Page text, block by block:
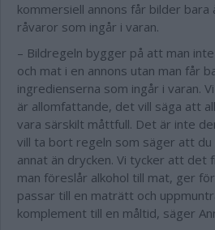
kommersiell annons får bilder
råvaror som ingår i varan.
– Bildregeln bygger på att man
och mat i en annons utan man får
ingredienserna som ingår i varan.
är allomfattande, det vill säga att
vara särskilt måttfull. Det är inte
vill ta bort regeln som säger att
annat än drycken. Vi tycker att det
man föreslår alkohol till mat, ger
passar till en maträtt och
komplement till en måltid, säger